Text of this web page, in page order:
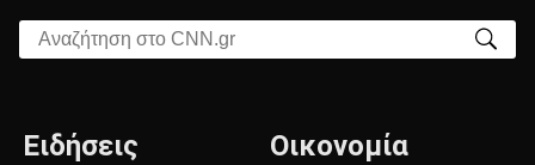
Αναζήτηση στο CNN.gr
Ειδήσεις Οικονομία